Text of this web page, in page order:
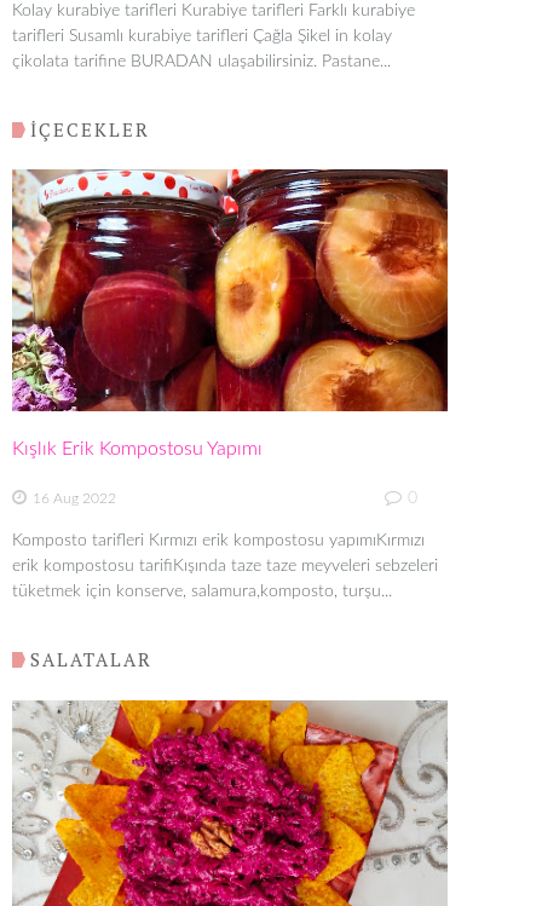
Kolay kurabiye tarifleri Kurabiye tarifleri Farklı kurabiye
tarifleri Susamlı kurabiye tarifleri Çağla Şikel in kolay
çikolata tarifine BURADAN ulaşabilirsiniz. Pastane...
İÇECEKLER
Kışlık Erik Kompostosu Yapımı
16 Aug 2022 0
Komposto tarifleri Kırmızı erik kompostosu yapımıKırmızı
erik kompostosu tarifiKışında taze taze meyveleri sebzeleri
tüketmek için konserve, salamura,komposto, turşu...
SALATALAR